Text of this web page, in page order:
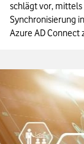
schlägt vor, mittels
Synchronisierung
Azure AD Connect